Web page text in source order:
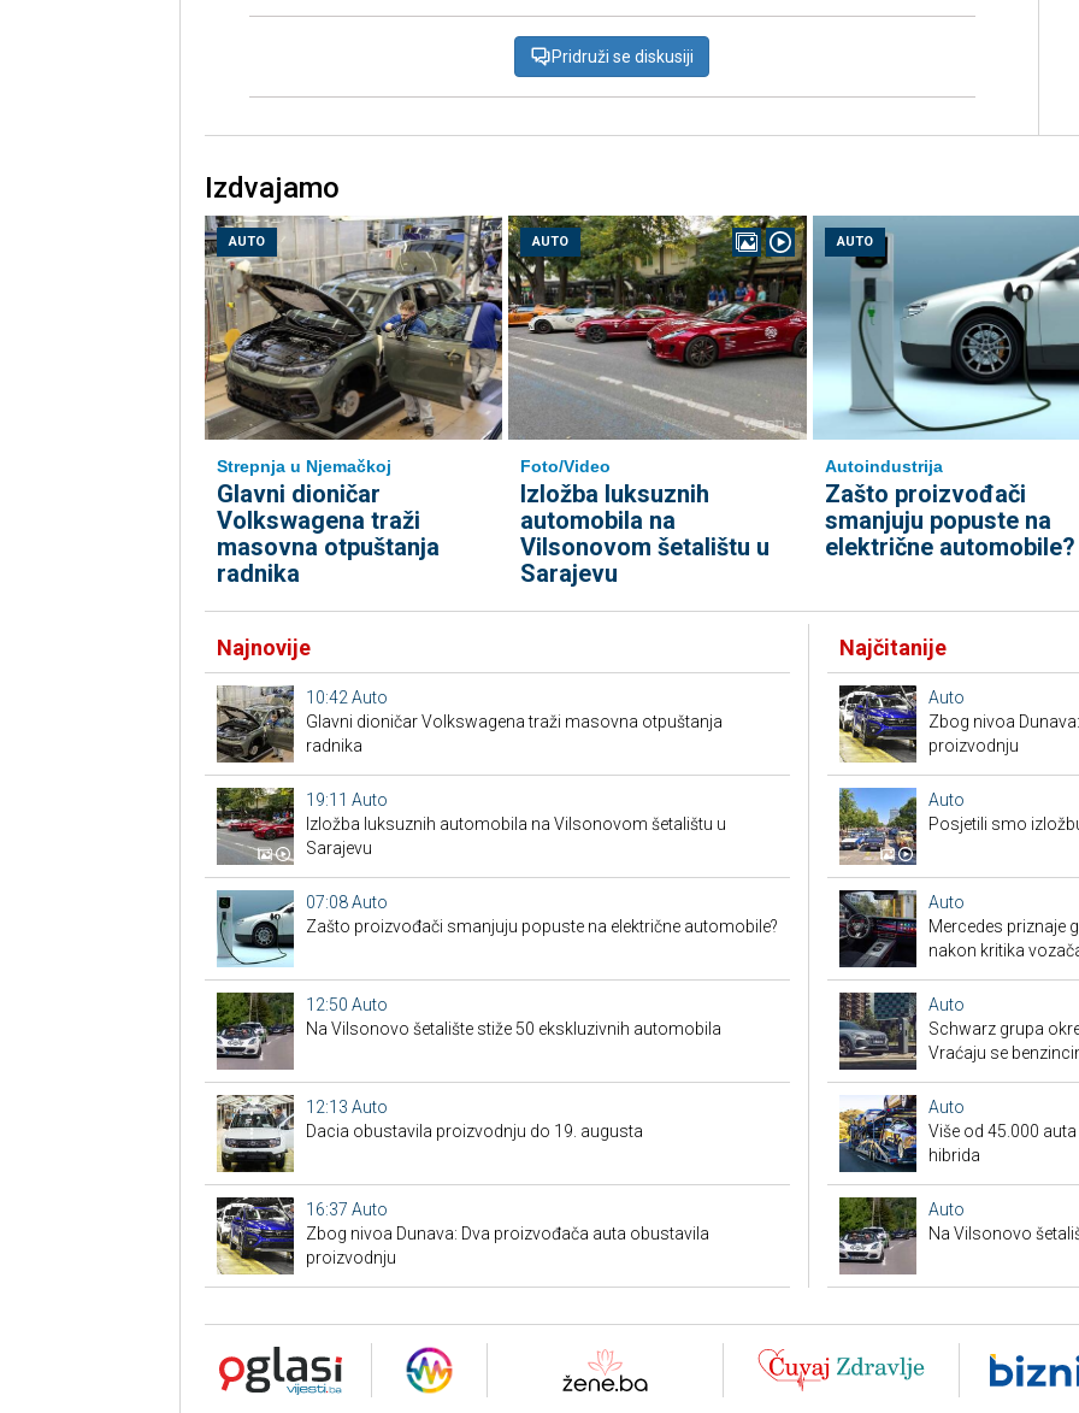
Pridruži se diskusiji
Izdvajamo
AUTO
Strepnja u Njemačkoj
Glavni dioničar
Volkswagena traži
masovna otpuštanja
radnika
AUTO
Foto/Video
Izložba luksuznih
automobila na
Vilsonovom šetalištu u
Sarajevu
AUTO
Autoindustrija
Zašto proizvođači
smanjuju popuste na
električne automobile?
Najnovije
10:42 Auto
Glavni dioničar Volkswagena traži masovna otpuštanja
radnika
19:11 Auto
Izložba luksuznih automobila na Vilsonovom šetalištu u
Sarajevu
07:08Auto
Zašto proizvođači smanjuju popuste na električne automobile?
12:50 Auto
Na Vilsonovo šetalište stiže 50 ekskluzivnih automobila
12:13 Auto
Dacia obustavila proizvodnju do 19. augusta
16:37 Auto
Zbog nivoa Dunava: Dva proizvođača auta obustavila
proizvodnju
Najčitanije
Auto
Zbog nivoa
proizvodnju
Auto
Posjetili smo
Auto
Mercedes priznaje
nakon kritika
Auto
Schwarz grupa
Vraćaju se
Auto
Više od 45.000
hibrida
Auto
Na Vilsonovo